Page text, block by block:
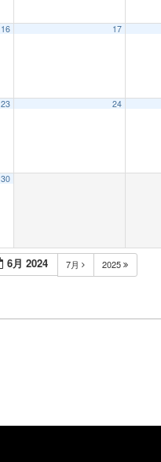
16 17
23 24
30
6月 2024 7月 2025